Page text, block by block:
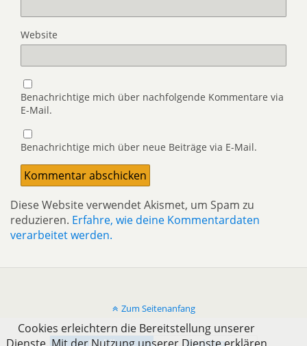
Website
Benachrichtige mich über nachfolgende Kommentare via
E-Mail.
Benachrichtige mich über neue Beiträge via E-Mail.
Diese Website verwendet Akismet, um Spam zu
reduzieren. Erfahre, wie deine Kommentardaten
verarbeitet werden.
Zum Seitenanfang
Mobil Desktop
Cookies erleichtern die Bereitstellung unserer